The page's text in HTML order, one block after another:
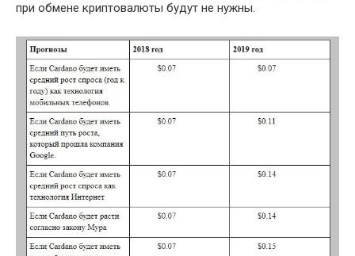
при обмене криптовалюты будут не нужны.